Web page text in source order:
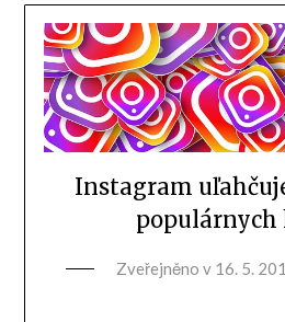
Instagram
populárnych
Zveřejněno v 16. 5.